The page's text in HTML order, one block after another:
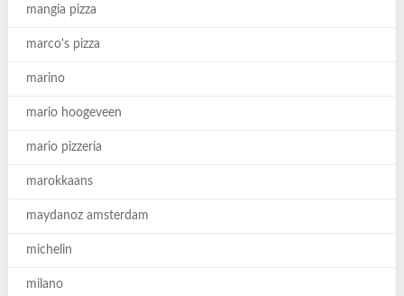
mangia pizza
marco's pizza
marino
mario hoogeveen
mario pizzeria
marokkaans
maydanoz amsterdam
michelin
milano